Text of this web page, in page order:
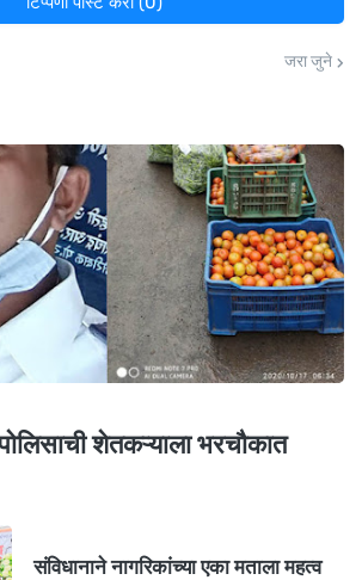
जरा जुने
शेतकऱ्याला भरचौकात
संविधानाने नागरिकांच्या एका मताला महत्व